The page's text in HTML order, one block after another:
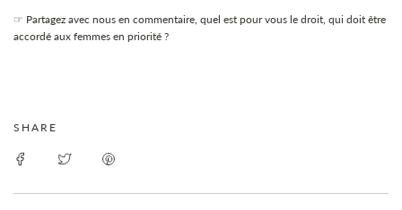
☞ Partagez avec nous en commentaire, quel est pour vous le droit, qui doit être
accordé aux femmes en priorité ?
SHARE